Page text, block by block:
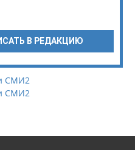
В РЕДАКЦИЮ
СМИ2
СМИ2